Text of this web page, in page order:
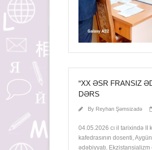
“XX ƏSR FRANSIZ
DƏRS
By Reyhan Şəmsizadə
04.05.2026 cı il tarixində II
kafedrasının dosenti,
ədəbiyyatı. Ekzistansializm